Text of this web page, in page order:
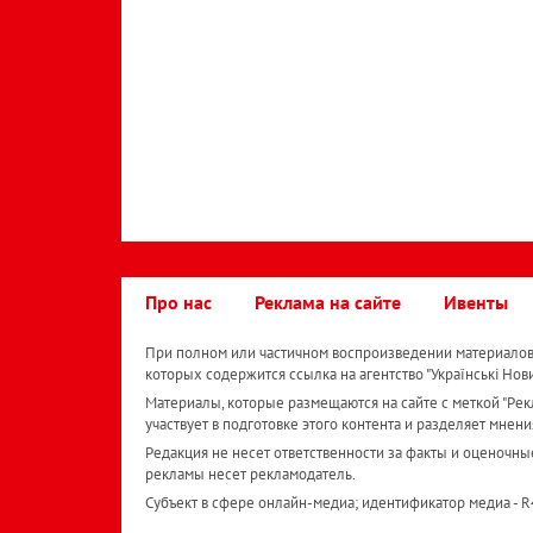
Про нас Реклама на сайте Ивенты
При полном или частичном воспроизведении
которых содержится ссылка на агентство "Українськi
Материалы, которые размещаются на сайте с меткой
участвует в подготовке этого контента и разделяет
Редакция не несет ответственности за факты и
рекламы несет рекламодатель.
Субъект в сфере онлайн-медиа; идентификатор медиа -